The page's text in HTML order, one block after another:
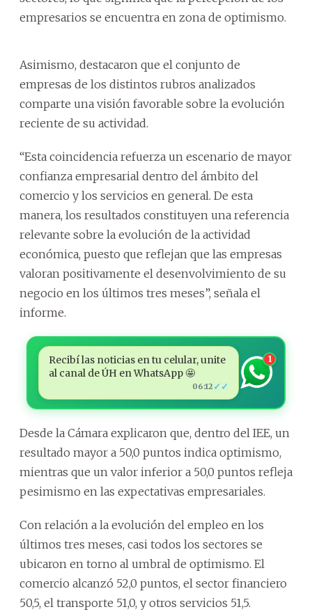
empresarios se encuentra en zona de optimismo.
Asimismo, destacaron que el conjunto de
empresas de los distintos rubros analizados
comparte una visión favorable sobre la evolución
reciente de su actividad.
“Esta coincidencia refuerza un escenario de mayor
confianza empresarial dentro del ámbito del
comercio y los servicios en general. De esta
manera, los resultados constituyen una referencia
relevante sobre la evolución de la actividad
económica, puesto que reflejan que las empresas
valoran positivamente el desenvolvimiento de su
negocio en los últimos tres meses”, señala el
informe.
Recibí las noticias en tu celular, unite
al canal de ÚH en WhatsApp 🤩
06:12 ✓✓
1
Desde la Cámara explicaron que, dentro del IEE, un
resultado mayor a 50,0 puntos indica optimismo,
mientras que un valor inferior a 50,0 puntos refleja
pesimismo en las expectativas empresariales.
Con relación a la evolución del empleo en los
últimos tres meses, casi todos los sectores se
ubicaron en torno al umbral de optimismo. El
comercio alcanzó 52,0 puntos, el sector financiero
50,5, el transporte 51,0, y otros servicios 51,5.